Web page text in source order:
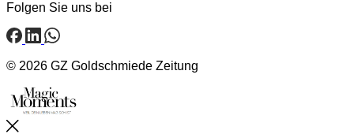
Folgen Sie uns bei
© 2026 GZ Goldschmiede Zeitung